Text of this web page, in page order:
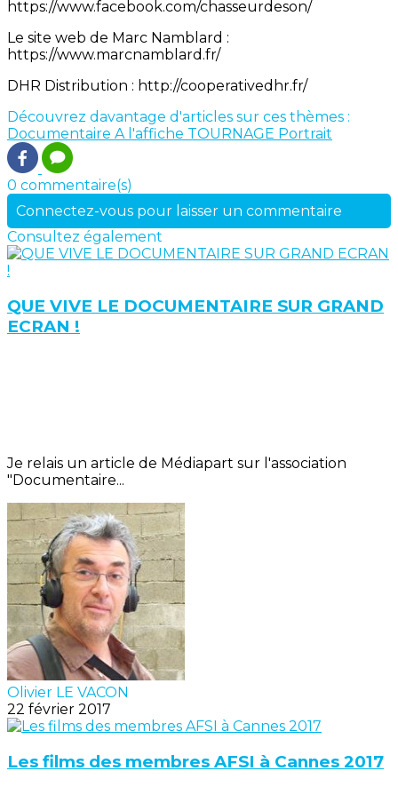
https://www.facebook.com/chasseurdeson/
Le site web de Marc Namblard :
https://www.marcnamblard.fr/
DHR Distribution : http://cooperativedhr.fr/
Découvrez davantage d'articles sur ces thèmes :
Documentaire A l'affiche TOURNAGE Portrait
0 commentaire(s)
Connectez-vous pour laisser un commentaire
Consultez également
QUE VIVE LE DOCUMENTAIRE SUR GRAND
ECRAN !
Je relais un article de Médiapart sur l'association
"Documentaire...
Olivier LE VACON
22 février 2017
Les films des membres AFSI à Cannes 2017